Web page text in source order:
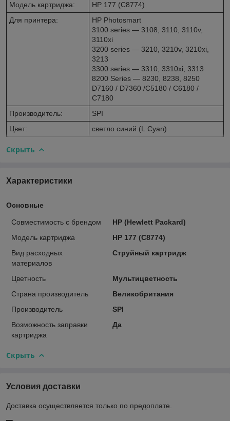
Модель картриджа:
HP 177 (C8774)
Для принтера:
HP Photosmart
3100 series ― 3108, 3110, 3110v,
3110xi
3200 series ― 3210, 3210v, 3210xi,
3213
3300 series ― 3310, 3310xi, 3313
8200 Series ― 8230, 8238, 8250
D7160 / D7360 /C5180 / C6180 /
C7180
Производитель:
SPI
Цвет:
светло синий (L.Cyan)
Скрыть
Характеристики
Основные
Совместимость с брендом
HP (Hewlett Packard)
Модель картриджа
HP 177 (C8774)
Вид расходных
материалов
Струйный картридж
Цветность
Мультицветность
Страна производитель
Великобритания
Производитель
SPI
Возможность заправки
картриджа
Да
Скрыть
Условия доставки
Доставка осуществляется только по предоплате.